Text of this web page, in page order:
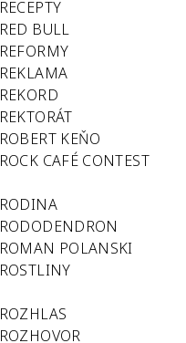
RECEPTY
RED BULL
REFORMY
REKLAMA
REKORD
REKTORÁT
ROBERT KEŇO
ROCK CAFÉ CONTEST
RODINA
RODODENDRON
ROMAN POLANSKI
ROSTLINY
ROZHLAS
ROZHOVOR